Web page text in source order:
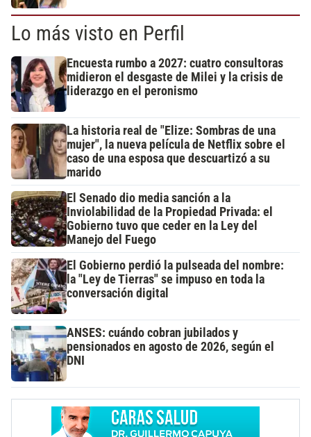
Lo más visto en Perfil
Encuesta rumbo a 2027: cuatro consultoras
midieron el desgaste de Milei y la crisis de
liderazgo en el peronismo
La historia real de "Elize: Sombras de una
mujer", la nueva película de Netflix sobre el
caso de una esposa que descuartizó a su
marido
El Senado dio media sanción a la
Inviolabilidad de la Propiedad Privada: el
Gobierno tuvo que ceder en la Ley del
Manejo del Fuego
El Gobierno perdió la pulseada del nombre:
la "Ley de Tierras" se impuso en toda la
conversación digital
ANSES: cuándo cobran jubilados y
pensionados en agosto de 2026, según el
DNI